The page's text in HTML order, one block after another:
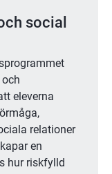
social
eleverna
relationer
en
hur riskfylld